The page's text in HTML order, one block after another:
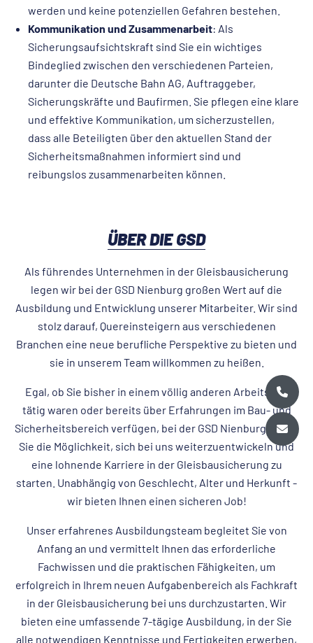
werden und keine potenziellen Gefahren bestehen.
Kommunikation und Zusammenarbeit: Als
Sicherungsaufsichtskraft sind Sie ein wichtiges
Bindeglied zwischen den verschiedenen Parteien,
darunter die Deutsche Bahn AG, Auftraggeber,
Sicherungskräfte und Baufirmen. Sie pflegen eine klare
und effektive Kommunikation, um sicherzustellen,
dass alle Beteiligten über den aktuellen Stand der
Sicherheitsmaßnahmen informiert sind und
reibungslos zusammenarbeiten können.
ÜBER DIE GSD
Als führendes Unternehmen in der Gleisbausicherung
legen wir bei der GSD Nienburg großen Wert auf die
Ausbildung und Entwicklung unserer Mitarbeiter. Wir sind
stolz darauf, Quereinsteigern aus verschiedenen
Branchen eine neue berufliche Perspektive zu bieten und
sie in unserem Team willkommen zu heißen.
Egal, ob Sie bisher in einem völlig anderen Arbeitsfeld
tätig waren oder bereits über Erfahrungen im Bau- und
Sicherheitsbereich verfügen, bei der GSD Nienburg haben
Sie die Möglichkeit, sich bei uns weiterzuentwickeln und
eine lohnende Karriere in der Gleisbausicherung zu
starten. Unabhängig von Geschlecht, Alter und Herkunft -
wir bieten Ihnen einen sicheren Job!
Unser erfahrenes Ausbildungsteam begleitet Sie von
Anfang an und vermittelt Ihnen das erforderliche
Fachwissen und die praktischen Fähigkeiten, um
erfolgreich in Ihrem neuen Aufgabenbereich als Fachkraft
in der Gleisbausicherung bei uns durchzustarten. Wir
bieten eine umfassende 7-tägige Ausbildung, in der Sie
alle notwendigen Kenntnisse und Fertigkeiten erwerben,